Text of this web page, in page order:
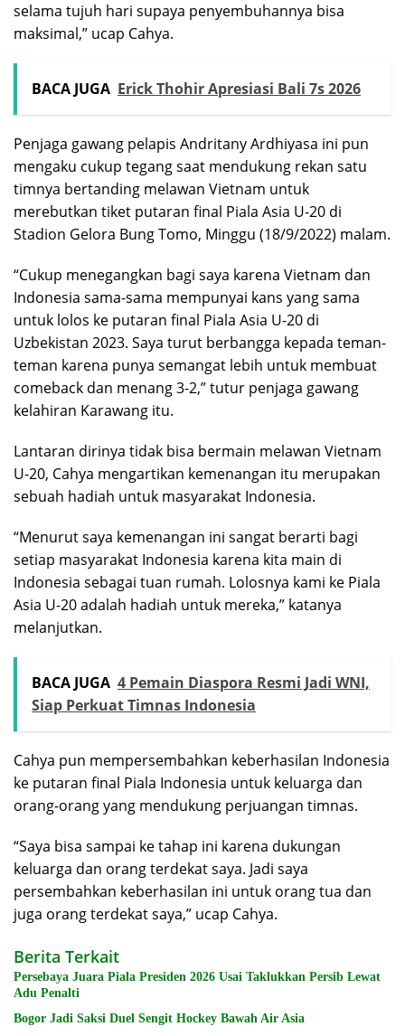
selama tujuh hari supaya penyembuhannya bisa
maksimal,” ucap Cahya.
BACA JUGA Erick Thohir Apresiasi Bali 7s 2026
Penjaga gawang pelapis Andritany Ardhiyasa ini pun
mengaku cukup tegang saat mendukung rekan satu
timnya bertanding melawan Vietnam untuk
merebutkan tiket putaran final Piala Asia U-20 di
Stadion Gelora Bung Tomo, Minggu (18/9/2022) malam.
“Cukup menegangkan bagi saya karena Vietnam dan
Indonesia sama-sama mempunyai kans yang sama
untuk lolos ke putaran final Piala Asia U-20 di
Uzbekistan 2023. Saya turut berbangga kepada teman-
teman karena punya semangat lebih untuk membuat
comeback dan menang 3-2,” tutur penjaga gawang
kelahiran Karawang itu.
Lantaran dirinya tidak bisa bermain melawan Vietnam
U-20, Cahya mengartikan kemenangan itu merupakan
sebuah hadiah untuk masyarakat Indonesia.
“Menurut saya kemenangan ini sangat berarti bagi
setiap masyarakat Indonesia karena kita main di
Indonesia sebagai tuan rumah. Lolosnya kami ke Piala
Asia U-20 adalah hadiah untuk mereka,” katanya
melanjutkan.
BACA JUGA 4 Pemain Diaspora Resmi Jadi WNI,
Siap Perkuat Timnas Indonesia
Cahya pun mempersembahkan keberhasilan Indonesia
ke putaran final Piala Indonesia untuk keluarga dan
orang-orang yang mendukung perjuangan timnas.
“Saya bisa sampai ke tahap ini karena dukungan
keluarga dan orang terdekat saya. Jadi saya
persembahkan keberhasilan ini untuk orang tua dan
juga orang terdekat saya,” ucap Cahya.
Berita Terkait
Persebaya Juara Piala Presiden 2026 Usai Taklukkan Persib Lewat
Adu Penalti
Bogor Jadi Saksi Duel Sengit Hockey Bawah Air Asia